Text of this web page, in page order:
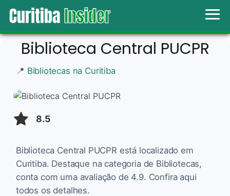
Biblioteca Central PUCPR
📍 Bibliotecas na Curitiba
8.5
Biblioteca Central PUCPR está localizado em
Curitiba. Destaque na categoria de Bibliotecas,
conta com uma avaliação de 4.9. Confira aqui
todos os detalhes.